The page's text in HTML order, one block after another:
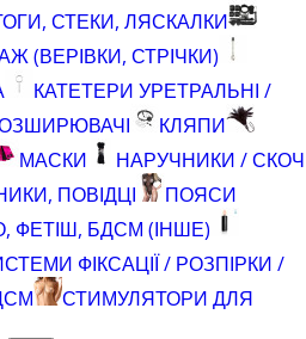
СТЕКИ, ЛЯСКАЛКИ
(ВЕРІВКИ, СТРІЧКИ)
КАТЕТЕРИ УРЕТРАЛЬНІ /
КЛЯПИ
МАСКИ
НАРУЧНИКИ / СКОЧ
ПОВІДЦІ
ПОЯСИ
ФЕТІШ, БДСМ (ІНШЕ)
ФІКСАЦІЇ / РОЗПІРКИ /
СТИМУЛЯТОРИ ДЛЯ